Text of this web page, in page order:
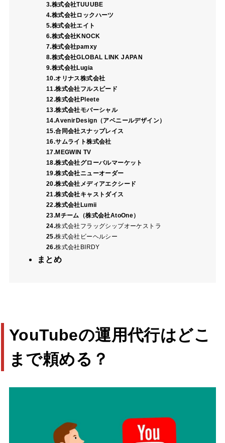
3.株式会社TUUUBE
4.株式会社ロックハーツ
5.株式会社エイト
6.株式会社KNOCK
7.株式会社pamxy
8.株式会社GLOBAL LINK JAPAN
9.株式会社Lugia
10.オリナス株式会社
11.株式会社フルスピード
12.株式会社Pleete
13.株式会社モバーシャル
14.AvenirDesign（アベニールデザイン）
15.合同会社スナップレイス
16.サムライト株式会社
17.MEGWIN TV
18.株式会社グローバルマーケット
19.株式会社ニューオーダー
20.株式会社メディアエクシード
21.株式会社キャストダイス
22.株式会社Lumii
23.Mチーム（株式会社AtoOne）
24.株式会社フラッグシップオーケストラ
25.株式会社ビーヘルシー
26.株式会社BIRDY
まとめ
YouTubeの運用代行はどこ
まで頼める？